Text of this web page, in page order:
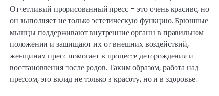
Отчетливый прорисованный пресс – это очень красиво, но
он выполняет не только эстетическую функцию. Брюшные
мышцы поддерживают внутренние органы в правильном
положении и защищают их от внешних воздействий,
женщинам пресс помогает в процессе деторождения и
восстановления после родов. Таким образом, работа над
прессом, это вклад не только в красоту, но и в здоровье.